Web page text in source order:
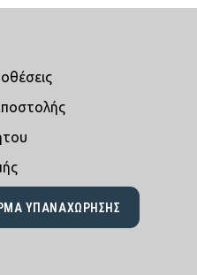
ΥΠΑΝΑΧΏΡΗΣΗΣ